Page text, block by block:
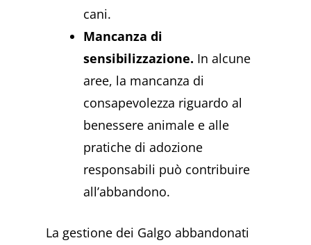
cani.
Mancanza di
sensibilizzazione. In alcune
aree, la mancanza di
consapevolezza riguardo al
benessere animale e alle
pratiche di adozione
responsabili può contribuire
all’abbandono.
La gestione dei Galgo abbandonati